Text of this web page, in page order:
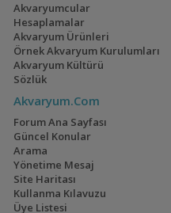
Akvaryumcular
Hesaplamalar
Akvaryum Ürünleri
Örnek Akvaryum Kurulumları
Akvaryum Kültürü
Sözlük
Akvaryum.Com
Forum Ana Sayfası
Güncel Konular
Arama
Yönetime Mesaj
Site Haritası
Kullanma Kılavuzu
Üye Listesi